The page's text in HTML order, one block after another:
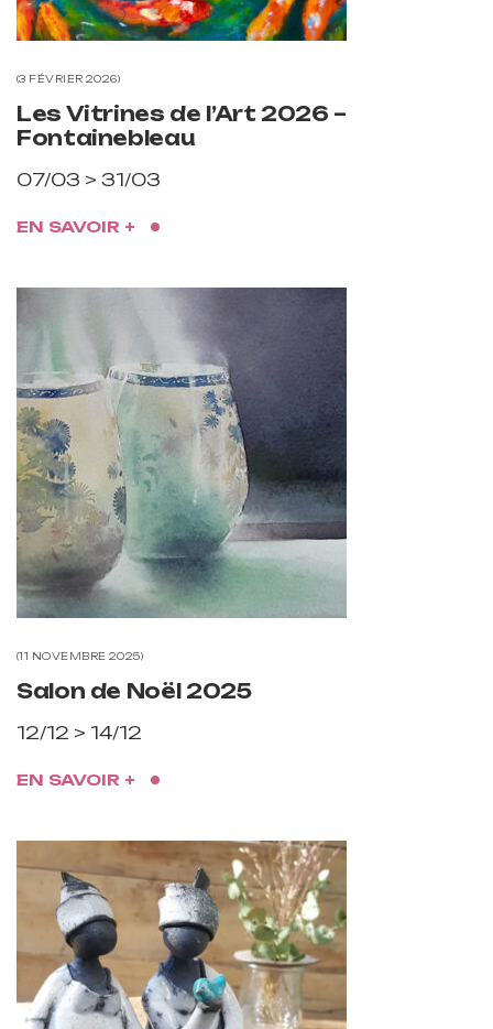
3 FÉVRIER 2026
Les Vitrines de l’Art 2026 –
Fontainebleau
07/03 > 31/03
EN SAVOIR +
11 NOVEMBRE 2025
Salon de Noël 2025
12/12 > 14/12
EN SAVOIR +